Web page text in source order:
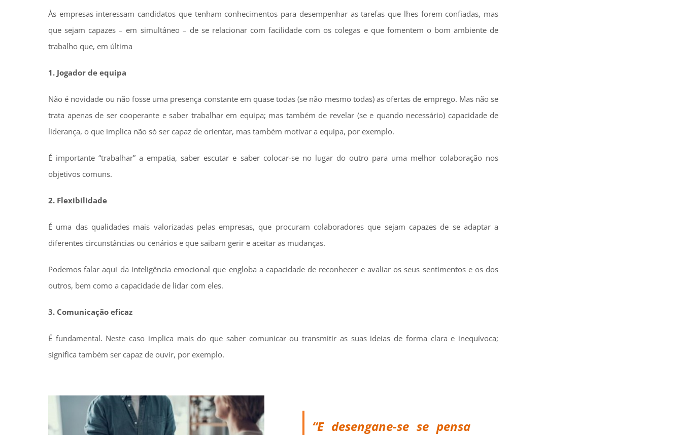
Às empresas interessam candidatos que tenham conhecimentos para desempenhar as tarefas que lhes forem confiadas, mas
que sejam capazes – em simultâneo – de se relacionar com facilidade com os colegas e que fomentem o bom ambiente de
trabalho que, em última
1. Jogador de equipa
Não é novidade ou não fosse uma presença constante em quase todas (se não mesmo todas) as ofertas de emprego. Mas não se
trata apenas de ser cooperante e saber trabalhar em equipa; mas também de revelar (se e quando necessário) capacidade de
liderança, o que implica não só ser capaz de orientar, mas também motivar a equipa, por exemplo.
É importante “trabalhar” a empatia, saber escutar e saber colocar-se no lugar do outro para uma melhor colaboração nos
objetivos comuns.
2. Flexibilidade
É uma das qualidades mais valorizadas pelas empresas, que procuram colaboradores que sejam capazes de se adaptar a
diferentes circunstâncias ou cenários e que saibam gerir e aceitar as mudanças.
Podemos falar aqui da inteligência emocional que engloba a capacidade de reconhecer e avaliar os seus sentimentos e os dos
outros, bem como a capacidade de lidar com eles.
3. Comunicação eficaz
É fundamental. Neste caso implica mais do que saber comunicar ou transmitir as suas ideias de forma clara e inequívoca;
significa também ser capaz de ouvir, por exemplo.
“E desengane-se se pensa